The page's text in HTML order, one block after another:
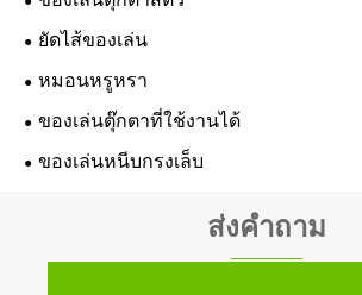
ยัดไส้ของเล่น
หมอนหรูหรา
ของเล่นตุ๊กตาที่ใช้งานได้
ของเล่นหนีบกรงเล็บ
ส่งคำถาม